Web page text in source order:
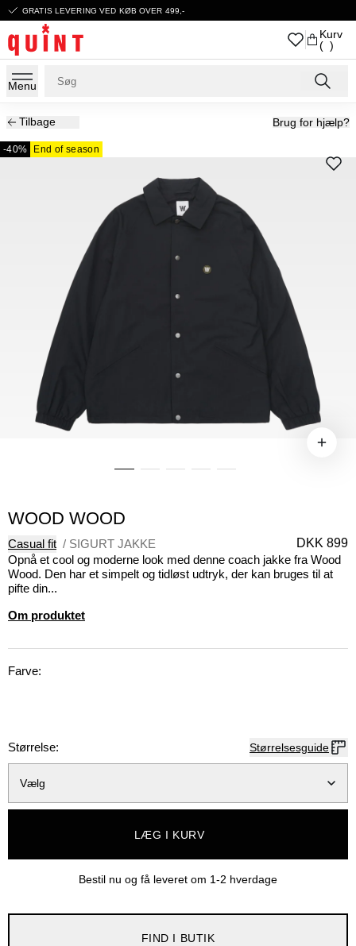
GRATIS LEVERING VED KØB OVER 499,-
Kurv
( )
Menu
Tilbage Brug for hjælp?
-40% End of season
WOOD WOOD
Casual fit / SIGURT JAKKE
DKK 899
Opnå et cool og moderne look med denne coach jakke fra Wood
Wood. Den har et simpelt og tidløst udtryk, der kan bruges til at
pifte din...
Om produktet
Farve:
Størrelse: Størrelsesguide
Vælg
LÆG I KURV
Bestil nu og få leveret om 1-2 hverdage
FIND I BUTIK